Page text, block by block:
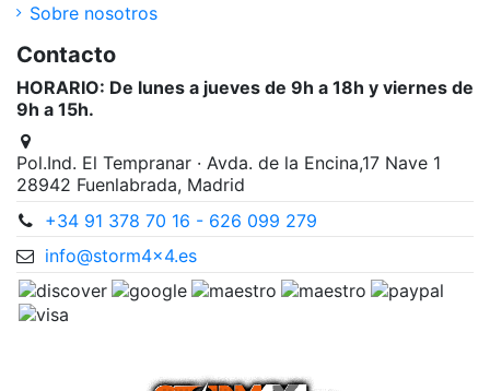
Sobre nosotros
Contacto
HORARIO: De lunes a jueves de 9h a 18h y viernes de
9h a 15h.
Pol.Ind. El Tempranar · Avda. de la Encina,17 Nave 1
28942 Fuenlabrada, Madrid
+34 91 378 70 16 - 626 099 279
info@storm4x4.es